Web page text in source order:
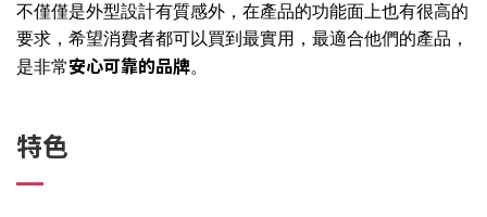
不僅僅是外型設計有質感外，在產品的功能面上也有很高的
要求，希望消費者都可以買到最實用，最適合他們的產品，
是非常安心可靠的品牌。
特色